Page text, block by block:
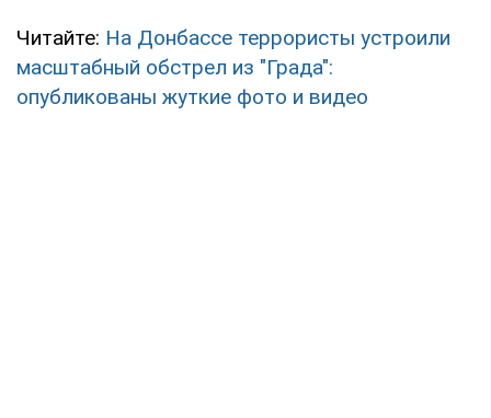
Читайте: На Донбассе террористы устроили
масштабный обстрел из "Града":
опубликованы жуткие фото и видео